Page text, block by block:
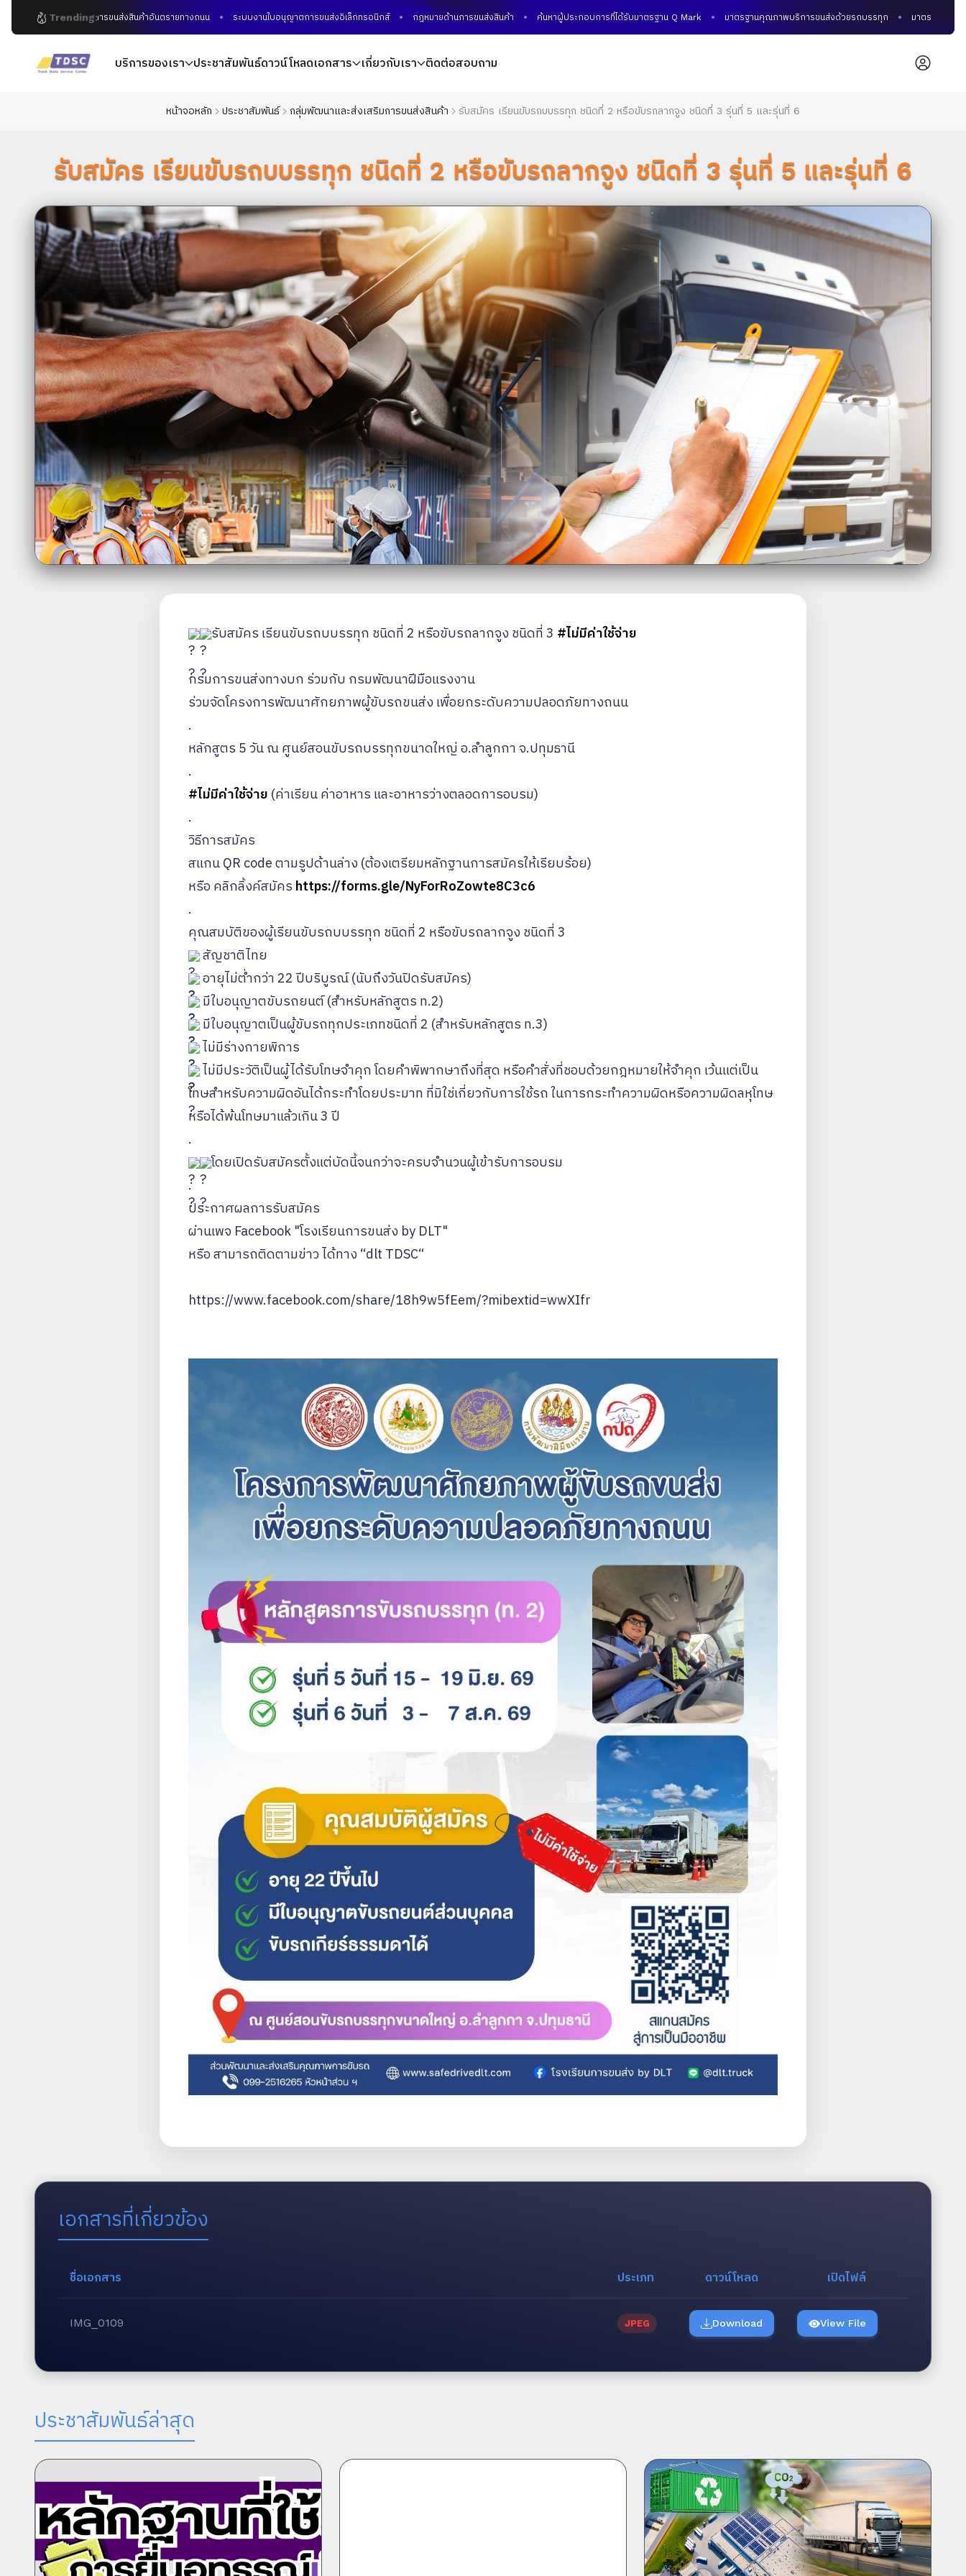
Trending:การขนส่งสินค้าอันตรายทางถนน ระบบงานใบอนุญาตการขนส่งอิเล็กทรอนิกส์ กฎหมายด้านการขนส่งสินค้า ค้นหาผู้ประกอบการที่ได้รับมาตรฐาน Q Mark มาตรฐานคุณภาพบริการขนส่งด้วยรถบรรทุก มาตรฐานคุณภาพ
บริการของเรา ประชาสัมพันธ์ดาวน์โหลดเอกสาร เกี่ยวกับเรา ติดต่อสอบถาม
หน้าจอหลัก ประชาสัมพันธ์ กลุ่มพัฒนาและส่งเสริมการขนส่งสินค้า รับสมัคร เรียนขับรถบบรรทุก ชนิดที่ 2 หรือขับรถลากจูง ชนิดที่ 3 รุ่นที่ 5 และรุ่นที่ 6
รับสมัคร เรียนขับรถบบรรทุก ชนิดที่ 2 หรือขับรถลากจูง ชนิดที่ 3 รุ่นที่ 5 และรุ่นที่ 6
รับสมัคร เรียนขับรถบบรรทุก ชนิดที่ 2 หรือขับรถลากจูง ชนิดที่ 3 #ไม่มีค่าใช้จ่าย
กรมการขนส่งทางบก ร่วมกับ กรมพัฒนาฝีมือแรงงาน
ร่วมจัดโครงการพัฒนาศักยภาพผู้ขับรถขนส่ง เพื่อยกระดับความปลอดภัยทางถนน
.
หลักสูตร 5 วัน ณ ศูนย์สอนขับรถบรรทุกขนาดใหญ่ อ.ลำลูกกา จ.ปทุมธานี
.
#ไม่มีค่าใช้จ่าย (ค่าเรียน ค่าอาหาร และอาหารว่างตลอดการอบรม)
.
วิธีการสมัคร
สแกน QR code ตามรูปด้านล่าง (ต้องเตรียมหลักฐานการสมัครให้เรียบร้อย)
หรือ คลิกลิ้งค์สมัคร https://forms.gle/NyForRoZowte8C3c6
.
คุณสมบัติของผู้เรียนขับรถบบรรทุก ชนิดที่ 2 หรือขับรถลากจูง ชนิดที่ 3
สัญชาติไทย
อายุไม่ต่ำกว่า 22 ปีบริบูรณ์ (นับถึงวันปิดรับสมัคร)
มีใบอนุญาตขับรถยนต์ (สำหรับหลักสูตร ท.2)
มีใบอนุญาตเป็นผู้ขับรถทุกประเภทชนิดที่ 2 (สำหรับหลักสูตร ท.3)
ไม่มีร่างกายพิการ
ไม่มีประวัติเป็นผู้ได้รับโทษจำคุก โดยคำพิพากษาถึงที่สุด หรือคำสั่งที่ชอบด้วยกฎหมายให้จำคุก เว้นแต่เป็น
โทษสำหรับความผิดอันได้กระทำโดยประมาท ที่มิใช่เกี่ยวกับการใช้รถ ในการกระทำความผิดหรือความผิดลหุโทษ
หรือได้พ้นโทษมาแล้วเกิน 3 ปี
.
โดยเปิดรับสมัครตั้งแต่บัดนี้จนกว่าจะครบจำนวนผู้เข้ารับการอบรม
.
ประกาศผลการรับสมัคร
ผ่านเพจ Facebook "โรงเรียนการขนส่ง by DLT"
หรือ สามารถติดตามข่าว ได้ทาง “dlt TDSC“
https://www.facebook.com/share/18h9w5fEem/?mibextid=wwXIfr
เอกสารที่เกี่ยวข้อง
ชื่อเอกสาร ประเภท ดาวน์โหลด เปิดไฟล์
IMG_0109 JPEG Download View File
ประชาสัมพันธ์ล่าสุด